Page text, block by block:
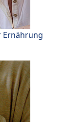
Ernährung